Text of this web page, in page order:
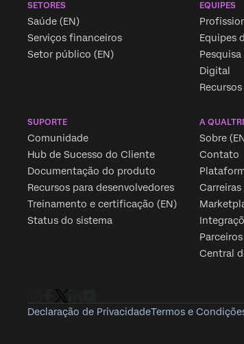
SETORES
Saúde (EN)
Serviços financeiros
Setor público (EN)
EQUIPES
Equipes
Digital
SUPORTE
Comunidade
Hub de Sucesso do Cliente
Documentação do produto
Recursos para desenvolvedores
Treinamento e certificação (EN)
Status do sistema
A
Sobre
Contato
Carreiras
Central
Declaração de PrivacidadeTermos e